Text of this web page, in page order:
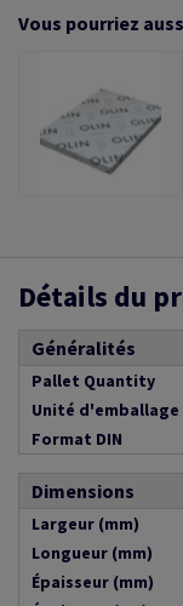
Vous pourriez
Détails du
Généralités
Pallet Quantity
Unité d'emballage
Format DIN
Dimensions
Largeur (mm)
Longueur (mm)
Épaisseur (mm)